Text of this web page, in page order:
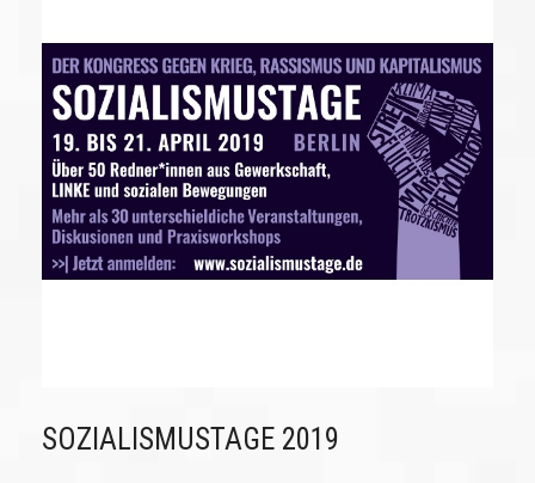
SOZIALISMUSTAGE 2019